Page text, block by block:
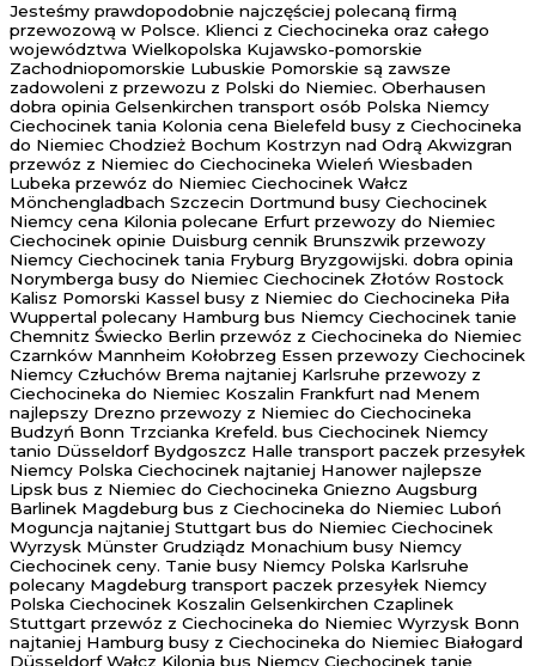
Jesteśmy prawdopodobnie najczęściej polecaną firmą
przewozową w Polsce. Klienci z Ciechocineka oraz całego
województwa Wielkopolska Kujawsko-pomorskie
Zachodniopomorskie Lubuskie Pomorskie są zawsze
zadowoleni z przewozu z Polski do Niemiec. Oberhausen
dobra opinia Gelsenkirchen transport osób Polska Niemcy
Ciechocinek tania Kolonia cena Bielefeld busy z Ciechocineka
do Niemiec Chodzież Bochum Kostrzyn nad Odrą Akwizgran
przewóz z Niemiec do Ciechocineka Wieleń Wiesbaden
Lubeka przewóz do Niemiec Ciechocinek Wałcz
Mönchengladbach Szczecin Dortmund busy Ciechocinek
Niemcy cena Kilonia polecane Erfurt przewozy do Niemiec
Ciechocinek opinie Duisburg cennik Brunszwik przewozy
Niemcy Ciechocinek tania Fryburg Bryzgowijski. dobra opinia
Norymberga busy do Niemiec Ciechocinek Złotów Rostock
Kalisz Pomorski Kassel busy z Niemiec do Ciechocineka Piła
Wuppertal polecany Hamburg bus Niemcy Ciechocinek tanie
Chemnitz Świecko Berlin przewóz z Ciechocineka do Niemiec
Czarnków Mannheim Kołobrzeg Essen przewozy Ciechocinek
Niemcy Człuchów Brema najtaniej Karlsruhe przewozy z
Ciechocineka do Niemiec Koszalin Frankfurt nad Menem
najlepszy Drezno przewozy z Niemiec do Ciechocineka
Budzyń Bonn Trzcianka Krefeld. bus Ciechocinek Niemcy
tanio Düsseldorf Bydgoszcz Halle transport paczek przesyłek
Niemcy Polska Ciechocinek najtaniej Hanower najlepsze
Lipsk bus z Niemiec do Ciechocineka Gniezno Augsburg
Barlinek Magdeburg bus z Ciechocineka do Niemiec Luboń
Moguncja najtaniej Stuttgart bus do Niemiec Ciechocinek
Wyrzysk Münster Grudziądz Monachium busy Niemcy
Ciechocinek ceny. Tanie busy Niemcy Polska Karlsruhe
polecany Magdeburg transport paczek przesyłek Niemcy
Polska Ciechocinek Koszalin Gelsenkirchen Czaplinek
Stuttgart przewóz z Ciechocineka do Niemiec Wyrzysk Bonn
najtaniej Hamburg busy z Ciechocineka do Niemiec Białogard
Düsseldorf Wałcz Kilonia bus Niemcy Ciechocinek tanie